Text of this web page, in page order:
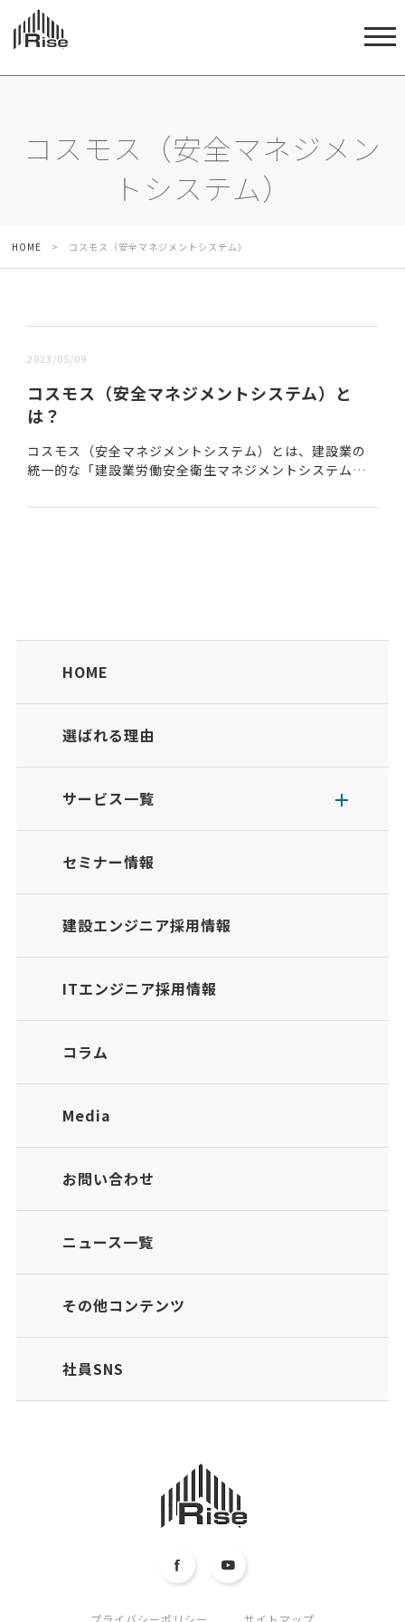
コスモス（安全マネジメン
トシステム）
HOME > コスモス（安全マネジメントシステム）
2023/05/09
コスモス（安全マネジメントシステム）と
は？
コスモス（安全マネジメントシステム）とは、建設業の
統一的な「建設業労働安全衛生マネジメントシステム」
ムの英語表記「Construction Occup...
HOME
選ばれる理由
サービス一覧
セミナー情報
建設エンジニア採用情報
ITエンジニア採用情報
コラム
Media
お問い合わせ
ニュース一覧
その他コンテンツ
社員SNS
プライバシーポリシー サイトマップ